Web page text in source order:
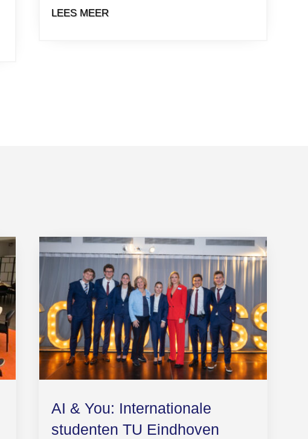
LEES MEER
AI & You: Internationale
studenten TU Eindhoven